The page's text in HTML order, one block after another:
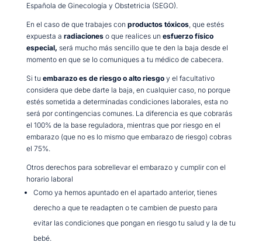
Española de Ginecología y Obstetricia (SEGO).
En el caso de que trabajes con productos tóxicos, que estés
expuesta a radiacioneso que realices un esfuerzo físico
especial, será mucho más sencillo que te den la baja desde el
momento en que se lo comuniques a tu médico de cabecera.
Si tu embarazo es de riesgo o alto riesgoy el facultativo
considera que debe darte la baja, en cualquier caso, no porque
estés sometida a determinadas condiciones laborales, esta no
será por contingencias comunes. La diferencia es que cobrarás
el 100% de la base reguladora, mientras que por riesgo en el
embarazo (que no es lo mismo que embarazo de riesgo) cobras
el 75%.
Otros derechos para sobrellevar el embarazo y cumplir con el
horario laboral
Como ya hemos apuntado en el apartado anterior, tienes
derecho a que te readapten o te cambien de puesto para
evitar las condiciones que pongan en riesgo tu salud y la de tu
bebé.